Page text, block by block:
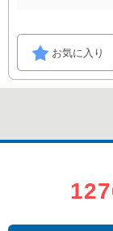
お気に入り